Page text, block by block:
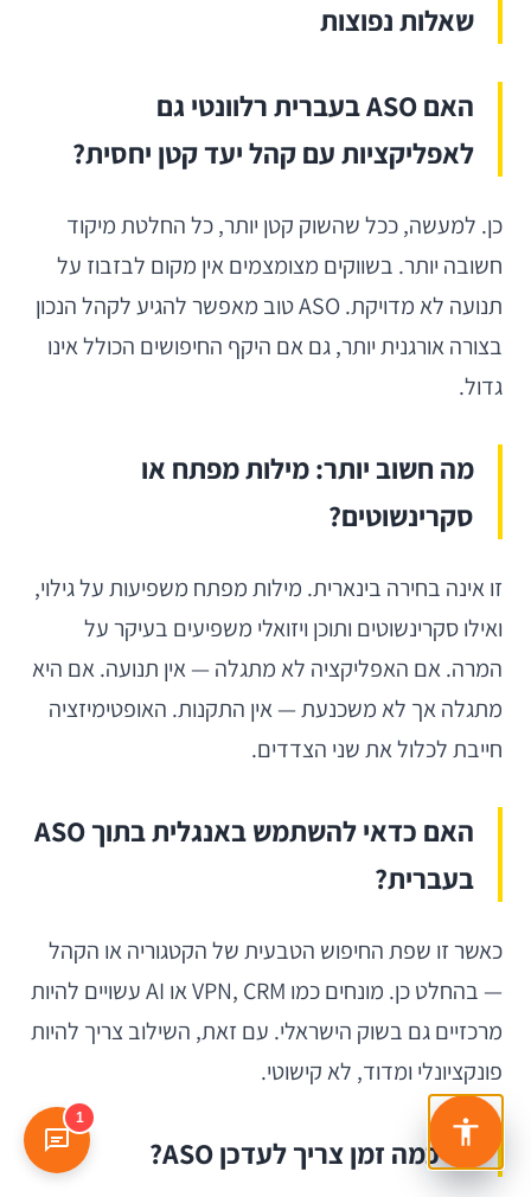
שאלות נפוצות
האם ASO בעברית רלוונטי גם
לאפליקציות עם קהל יעד קטן יחסית?
כן. למעשה, ככל שהשוק קטן יותר, כל החלטת מיקוד
חשובה יותר. בשווקים מצומצמים אין מקום לבזבוז על
תנועה לא מדויקת. ASO טוב מאפשר להגיע לקהל הנכון
בצורה אורגנית יותר, גם אם היקף החיפושים הכולל אינו
גדול.
מה חשוב יותר: מילות מפתח או
סקרינשוטים?
זו אינה בחירה בינארית. מילות מפתח משפיעות על גילוי,
ואילו סקרינשוטים ותוכן ויזואלי משפיעים בעיקר על
המרה. אם האפליקציה לא מתגלה — אין תנועה. אם היא
מתגלה אך לא משכנעת — אין התקנות. האופטימיזציה
חייבת לכלול את שני הצדדים.
האם כדאי להשתמש באנגלית בתוך ASO
בעברית?
כאשר זו שפת החיפוש הטבעית של הקטגוריה או הקהל
— בהחלט כן. מונחים כמו VPN, CRM או AI עשויים להיות
מרכזיים גם בשוק הישראלי. עם זאת, השילוב צריך להיות
פונקציונלי ומדוד, לא קישוטי.
כל כמה זמן צריך לעדכן ASO?
1